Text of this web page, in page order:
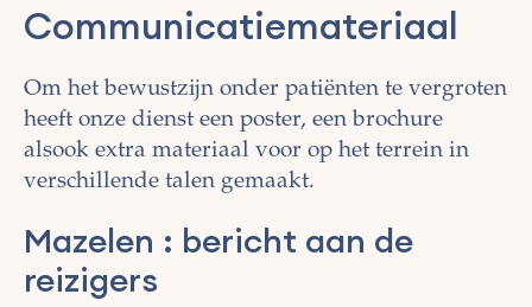
Communicatiemateriaal
Om het bewustzijn onder patiënten te vergroten
heeft onze dienst een poster, een brochure
alsook extra materiaal voor op het terrein in
verschillende talen gemaakt.
Mazelen : bericht aan de
reizigers